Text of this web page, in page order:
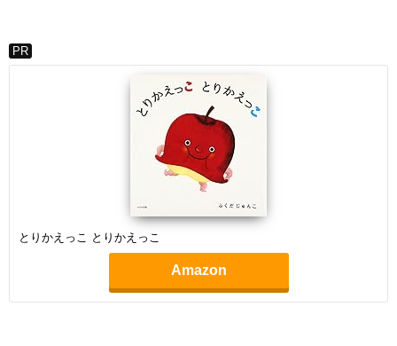
PR
とりかえっこ とりかえっこ
Amazon